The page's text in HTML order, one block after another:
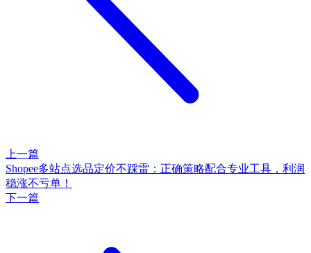
上一篇
Shopee多站点选品定价不踩雷：正确策略配合专业工具，利润
稳涨不亏单！
下一篇